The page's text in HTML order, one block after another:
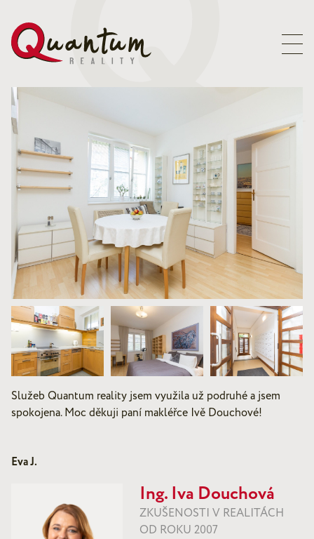
Služeb Quantum reality jsem využila už podruhé a jsem
spokojena. Moc děkuji paní makléřce Ivě Douchové!
Eva J.
Ing. Iva Douchová
ZKUŠENOSTI V REALITÁCH
OD ROKU 2007